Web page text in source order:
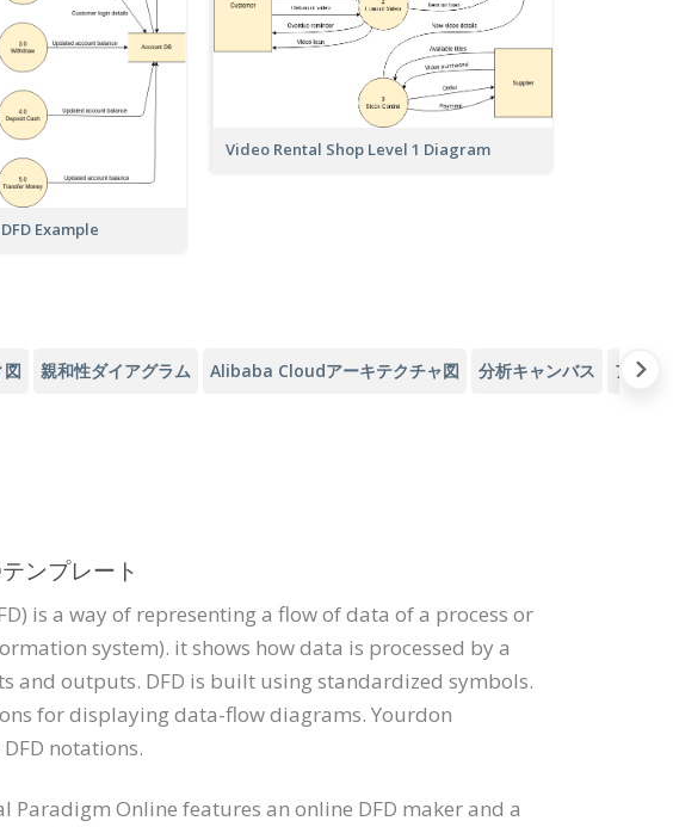
Example
Video Rental Shop Level 1 Diagram
図 親和性ダイアグラム Alibaba Cloudアーキテクチャ図 分析キャンバス アジャ
ンプレート
is a way of representing a flow of data of a process or
system). it shows how data is processed by a
and outputs. DFD is built using standardized symbols.
for displaying data-flow diagrams. Yourdon
notations.
Paradigm Online features an online DFD maker and a